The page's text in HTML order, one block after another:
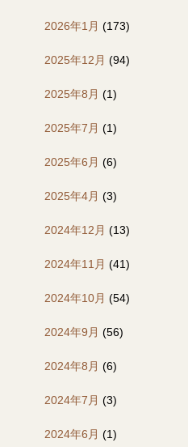
2026年1月 (173)
2025年12月 (94)
2025年8月 (1)
2025年7月 (1)
2025年6月 (6)
2025年4月 (3)
2024年12月 (13)
2024年11月 (41)
2024年10月 (54)
2024年9月 (56)
2024年8月 (6)
2024年7月 (3)
2024年6月 (1)